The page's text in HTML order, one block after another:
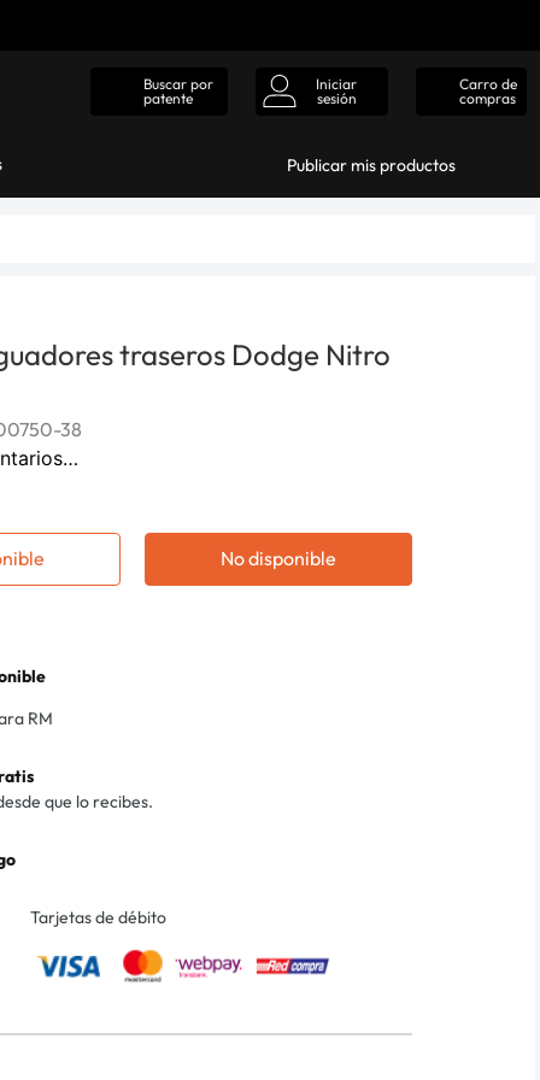
Buscar por
patente
Iniciar
sesión
Carro de
compras
Publicar mis productos
traseros Dodge Nitro
38
No disponible
RM
que lo recibes.
Tarjetas de débito